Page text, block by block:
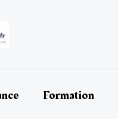
Formation